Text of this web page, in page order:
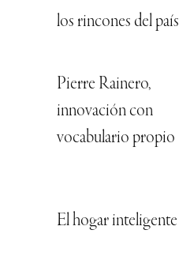
los rincones del país
Pierre Rainero,
innovación con
vocabulario propio
El hogar inteligente